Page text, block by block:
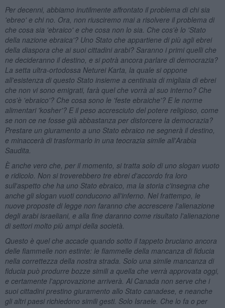
Per decenni, abbiamo inutilmente affrontato il problema di chi sia
'ebreo' e chi no. Ora, non riusciremo mai a risolvere il problema di
che cosa sia 'ebraico' e che cosa non lo sia. Che cos'è lo 'Stato
della nazione ebraica'? Uno Stato che appartiene di più agli ebrei
della diaspora che ai suoi cittadini arabi? Saranno i primi quelli che
ne decideranno il destino, e si potrà ancora parlare di democrazia?
La setta ultra-ortodossa Neturei Karta, la quale si oppone
all'esistenza di questo Stato insieme a centinaia di migliaia di ebrei
che non vi sono emigrati, farà quel che vorrà al suo interno? Che
cos'è 'ebraico'? Che cosa sono le 'feste ebraiche'? E le norme
alimentari 'kosher'? E il peso accresciuto del potere religioso, come
se non ce ne fosse già abbastanza per distorcere la democrazia?
Prestare un giuramento a uno Stato ebraico ne segnerà il destino,
e minaccerà di trasformarlo in una teocrazia simile all'Arabia
Saudita.
È anche vero che, per il momento, si tratta solo di uno slogan vuoto
e ridicolo. Non si troverebbero tre ebrei d'accordo fra loro
sull'aspetto che ha uno Stato ebraico, ma la storia c'insegna che
anche gli slogan vuoti conducono all'inferno. Nel frattempo, le
nuove proposte di legge non faranno che accrescere l'alienazione
degli arabi israeliani, e alla fine daranno come risultato l'alienazione
di settori molto più ampi della società.
Questo è quel che accade quando sotto il tappeto bruciano ancora
delle fiammelle non estinte: le fiammelle della mancanza di fiducia
nella correttezza della nostra strada. Solo una simile mancanza di
fiducia può produrre bozze simili a quella che verrà approvata oggi,
e certamente l'approvazione arriverà. Al Canada non serve che i
suoi cittadini prestino giuramento allo Stato canadese, e neanche
gli altri paesi richiedono simili gesti. Solo Israele. Che lo fa o per